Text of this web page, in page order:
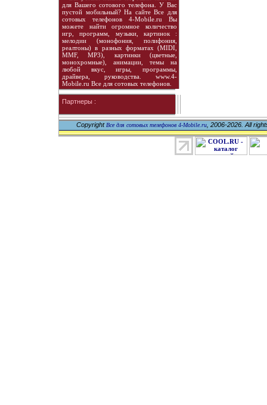
для Вашего сотового телефона. У Вас
пустой мобильный? На сайте Все для
сотовых телефонов 4-Mobile.ru Вы
можете найти огромное количество
игр, программ, музыки, картинок :
мелодии (монофония, полифония,
реалтоны) в разных форматах (MIDI,
MMF, MP3), картинки (цветные,
монохромные), анимации, темы на
любой вкус, игры, программы,
драйвера, руководства. www.4-
Mobile.ru Все для сотовых телефонов.
Партнеры :
Copyright Все для сотовых телефонов 4-Mobile.ru , 2006-2026. All